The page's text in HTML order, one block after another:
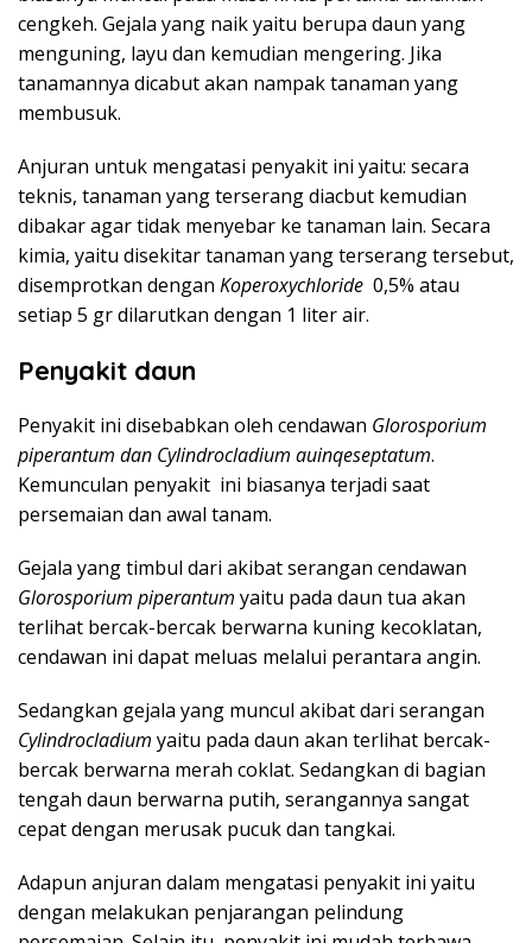
cengkeh. Gejala yang naik yaitu berupa daun yang
menguning, layu dan kemudian mengering. Jika
tanamannya dicabut akan nampak tanaman yang
membusuk.
Anjuran untuk mengatasi penyakit ini yaitu: secara
teknis, tanaman yang terserang diacbut kemudian
dibakar agar tidak menyebar ke tanaman lain. Secara
kimia, yaitu disekitar tanaman yang terserang tersebut,
disemprotkan dengan Koperoxychloride 0,5% atau
setiap 5 gr dilarutkan dengan 1 liter air.
Penyakit daun
Penyakit ini disebabkan oleh cendawan Glorosporium
piperantum dan Cylindrocladium auinqeseptatum.
Kemunculan penyakit ini biasanya terjadi saat
persemaian dan awal tanam.
Gejala yang timbul dari akibat serangan cendawan
Glorosporium piperantum yaitu pada daun tua akan
terlihat bercak-bercak berwarna kuning kecoklatan,
cendawan ini dapat meluas melalui perantara angin.
Sedangkan gejala yang muncul akibat dari serangan
Cylindrocladium yaitu pada daun akan terlihat bercak-
bercak berwarna merah coklat. Sedangkan di bagian
tengah daun berwarna putih, serangannya sangat
cepat dengan merusak pucuk dan tangkai.
Adapun anjuran dalam mengatasi penyakit ini yaitu
dengan melakukan penjarangan pelindung